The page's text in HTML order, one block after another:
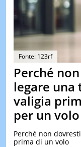
Fonte: 123rf
Perché
legare una
valigia
per un volo
Perché non
prima di un volo